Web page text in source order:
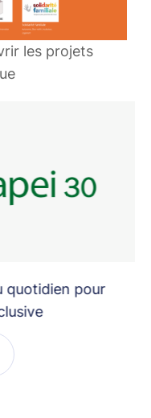
les projets
pour